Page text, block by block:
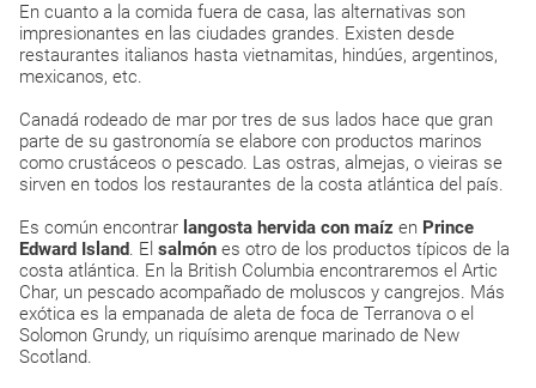
En cuanto a la comida fuera de casa, las alternativas son
impresionantes en las ciudades grandes. Existen desde
restaurantes italianos hasta vietnamitas, hindúes, argentinos,
mexicanos, etc.
Canadá rodeado de mar por tres de sus lados hace que gran
parte de su gastronomía se elabore con productos marinos
como crustáceos o pescado. Las ostras, almejas, o vieiras se
sirven en todos los restaurantes de la costa atlántica del país.
Es común encontrar langosta hervida con maíz en Prince
Edward Island. El salmón es otro de los productos típicos de la
costa atlántica. En la British Columbia encontraremos el Artic
Char, un pescado acompañado de moluscos y cangrejos. Más
exótica es la empanada de aleta de foca de Terranova o el
Solomon Grundy, un riquísimo arenque marinado de New
Scotland.